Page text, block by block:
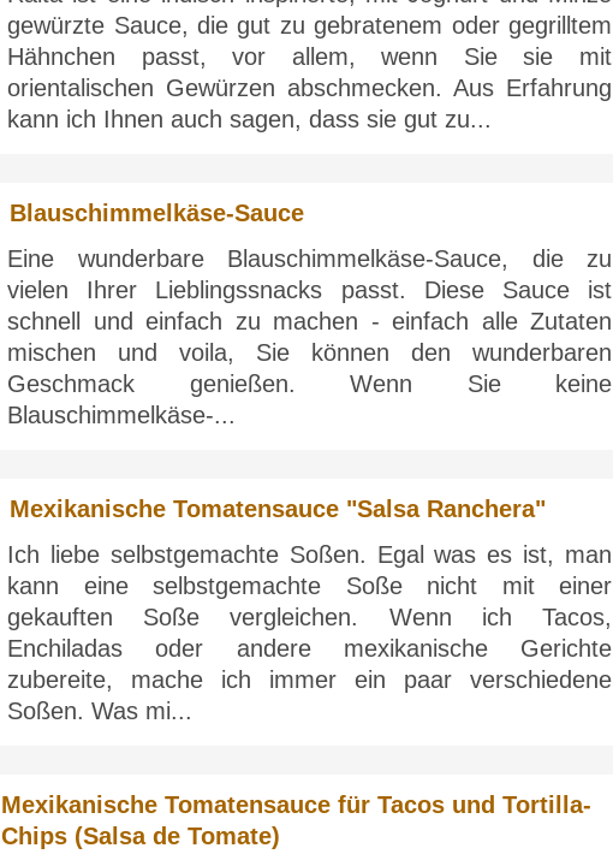
gewürzte Sauce, die gut zu gebratenem oder gegrilltem
Hähnchen passt, vor allem, wenn Sie sie mit
orientalischen Gewürzen abschmecken. Aus Erfahrung
kann ich Ihnen auch sagen, dass sie gut zu...
Blauschimmelkäse-Sauce
Eine wunderbare Blauschimmelkäse-Sauce, die zu
vielen Ihrer Lieblingssnacks passt. Diese Sauce ist
schnell und einfach zu machen - einfach alle Zutaten
mischen und voila, Sie können den wunderbaren
Geschmack genießen. Wenn Sie keine
Blauschimmelkäse-...
Mexikanische Tomatensauce "Salsa Ranchera"
Ich liebe selbstgemachte Soßen. Egal was es ist, man
kann eine selbstgemachte Soße nicht mit einer
gekauften Soße vergleichen. Wenn ich Tacos,
Enchiladas oder andere mexikanische Gerichte
zubereite, mache ich immer ein paar verschiedene
Soßen. Was mi...
Mexikanische Tomatensauce für Tacos und Tortilla-
Chips (Salsa de Tomate)